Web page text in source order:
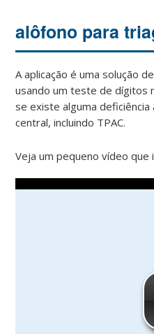
alôfono para
A aplicação é uma solução
usando um teste de dígitos
se existe alguma
central, incluindo TPAC.
Veja um pequeno vídeo